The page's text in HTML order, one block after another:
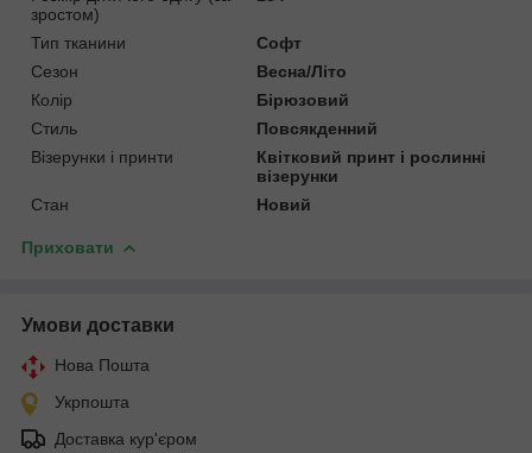
зростом)
Тип тканини
Софт
Сезон
Весна/Літо
Колір
Бірюзовий
Стиль
Повсякденний
Візерунки і принти
Квітковий принт і рослинні
візерунки
Стан
Новий
Приховати
Умови доставки
Нова Пошта
Укрпошта
Доставка кур'єром